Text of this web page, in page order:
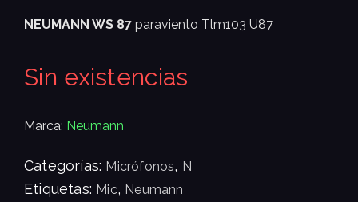
NEUMANN WS 87 paraviento Tlm103 U87
Sin existencias
Marca: Neumann
Categorías: Micrófonos, N
Etiquetas: Mic, Neumann